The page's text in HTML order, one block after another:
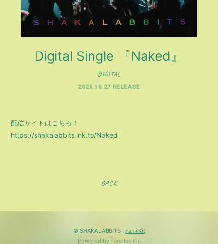
会員登録 ログイン
Digital Single 『Naked』
DIGITAL
2025.10.27 RELEASE
配信サイトはこちら！
https://shakalabbits.lnk.to/Naked
BACK
© SHAKALABBITS , Fan+Kit
Powered by Fanplus.inc